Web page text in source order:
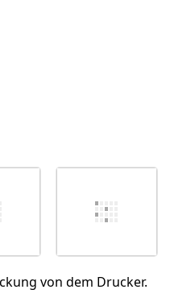
von dem Drucker.